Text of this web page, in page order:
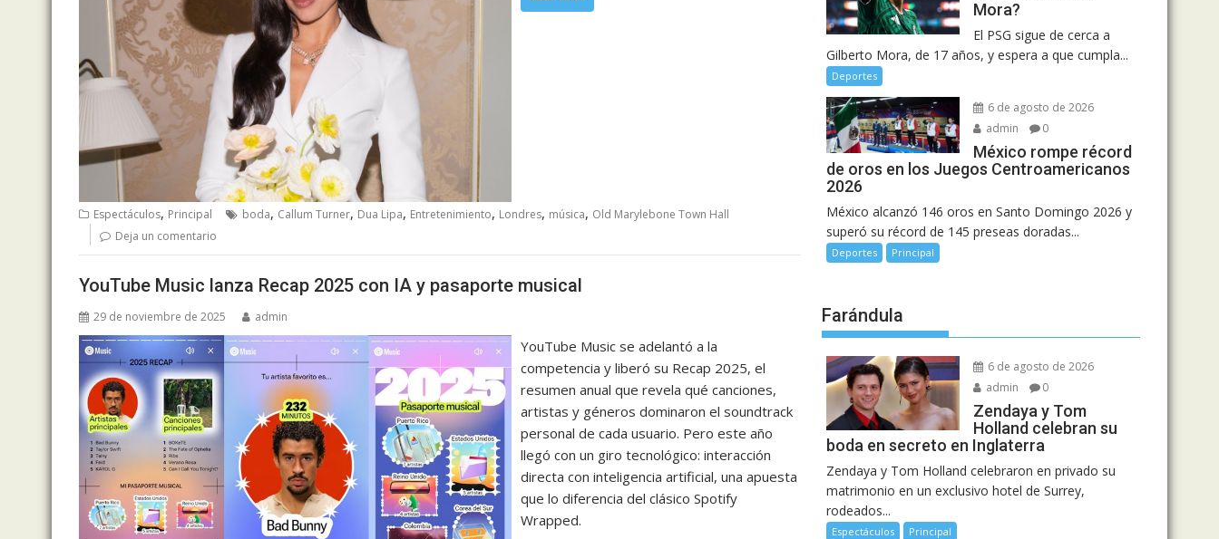
Espectáculos, Principal boda, Callum Turner, Dua Lipa, Entretenimiento, Londres, música, Old Marylebone Town Hall
Deja un comentario
YouTube Music lanza Recap 2025 con IA y pasaporte musical
29 de noviembre de 2025 admin
YouTube Music se adelantó a la
competencia y liberó su Recap 2025, el
resumen anual que revela qué canciones,
artistas y géneros dominaron el soundtrack
personal de cada usuario. Pero este año
llegó con un giro tecnológico: interacción
directa con inteligencia artificial, una apuesta
que lo diferencia del clásico Spotify
Wrapped.
Mora?
El PSG sigue de cerca a
Gilberto Mora, de 17 años, y espera a que cumpla...
Deportes
6 de agosto de 2026
admin
0
México rompe récord
de oros en los Juegos Centroamericanos
2026
México alcanzó 146 oros en Santo Domingo 2026 y
superó su récord de 145 preseas doradas...
Deportes Principal
Farándula
6 de agosto de 2026
admin
0
Zendaya y Tom
Holland celebran su
boda en secreto en Inglaterra
Zendaya y Tom Holland celebraron en privado su
matrimonio en un exclusivo hotel de Surrey,
rodeados...
Espectáculos Principal